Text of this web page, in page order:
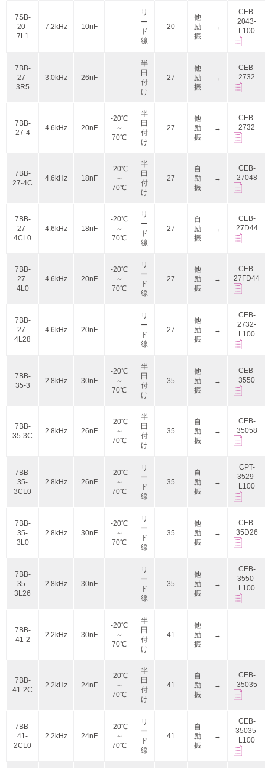
7SB-
20-
7L1
7.2kHz 10nF
リ
ー
ド
線
20
他
励
振
→
CEB-
2043-
L100
7BB-
27-
3R5
3.0kHz 26nF
半
田
付
け
27
他
励
振
→
CEB-
2732
7BB-
27-4
4.6kHz 20nF
-20℃
～
70℃
半
田
付
け
27
他
励
振
→
CEB-
2732
7BB-
27-4C
4.6kHz 18nF
-20℃
～
70℃
半
田
付
け
27
自
励
振
→
CEB-
27048
7BB-
27-
4CL0
4.6kHz 18nF
-20℃
～
70℃
リ
ー
ド
線
27
自
励
振
→
CEB-
27D44
7BB-
27-
4L0
4.6kHz 20nF
-20℃
～
70℃
リ
ー
ド
線
27
他
励
振
→
CEB-
27FD44
7BB-
27-
4L28
4.6kHz 20nF
リ
ー
ド
線
27
他
励
振
→
CEB-
2732-
L100
7BB-
35-3
2.8kHz 30nF
-20℃
～
70℃
半
田
付
け
35
他
励
振
→
CEB-
3550
7BB-
35-3C
2.8kHz 26nF
-20℃
～
70℃
半
田
付
け
35
自
励
振
→
CEB-
35058
7BB-
35-
3CL0
2.8kHz 26nF
-20℃
～
70℃
リ
ー
ド
線
35
自
励
振
→
CPT-
3529-
L100
7BB-
35-
3L0
2.8kHz 30nF
-20℃
～
70℃
リ
ー
ド
線
35
他
励
振
→
CEB-
35D26
7BB-
35-
3L26
2.8kHz 30nF
リ
ー
ド
線
35
他
励
振
→
CEB-
3550-
L100
7BB-
41-2
2.2kHz 30nF
-20℃
～
70℃
半
田
付
け
41
他
励
振
→ -
7BB-
41-2C
2.2kHz 24nF
-20℃
～
70℃
半
田
付
け
41
自
励
振
→
CEB-
35035
7BB-
41-
2CL0
2.2kHz 24nF
-20℃
～
70℃
リ
ー
ド
線
41
自
励
振
→
CEB-
35035-
L100